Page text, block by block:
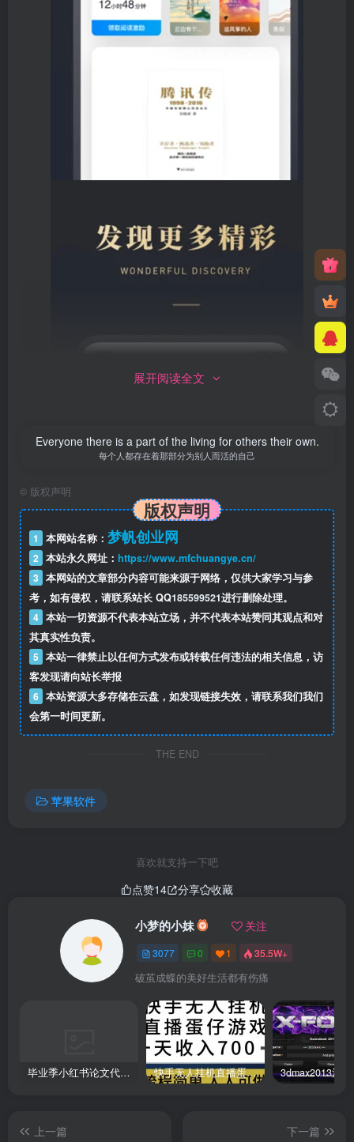
读软件，该软件深度引入微信关系链，拥有为用户推荐合适
展开阅读全文
Everyone there is a part of the living for others their own.
每个人都存在着那部分为别人而活的自己
© 版权声明
版权声明
1 本网站名称： 梦帆创业网
2 本站永久网址： https://www.mfchuangye.cn/
3 本网站的文章部分内容可能来源于网络，仅供大家学习与参
考，如有侵权，请联系站长 QQ185599521进行删除处理。
4 本站一切资源不代表本站立场，并不代表本站赞同其观点和对
其真实性负责。
5 本站一律禁止以任何方式发布或转载任何违法的相关信息，访
客发现请向站长举报
6 本站资源大多存储在云盘，如发现链接失效，请联系我们我们
会第一时间更新。
THE END
苹果软件
喜欢就支持一下吧
点赞14 分享 收藏
小梦的小妹 关注
3077 0 1 35.5W+
破茧成蝶的美好生活都有伤痛
毕业季小红书论文代润色项目，本科1500，专科1200，高客单GPT4.0-20分钟一篇带实操 快手无人挂机直播蛋仔游戏，一天收入700+流程简单人人可做（送10G素材）
上一篇
下一篇